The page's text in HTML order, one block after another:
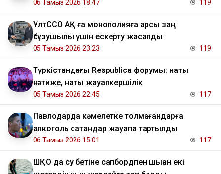
06 Тамыз 2026 18:47 119
ҰлтССО АҚ ға монополияға қарсы заң
бұзушылық үшін ескерту жасалды
05 Тамыз 2026 23:23 119
Түркістандағы Respublica форумы: нақты
нәтиже, нақты жауапкершілік
05 Тамыз 2026 22:45 117
Павлодарда кәмелетке толмағандарға
алкоголь сатқандар жауапқа тартылды
06 Тамыз 2026 15:01 117
ШҚО да су бетіне сапбордпен шыққан екі